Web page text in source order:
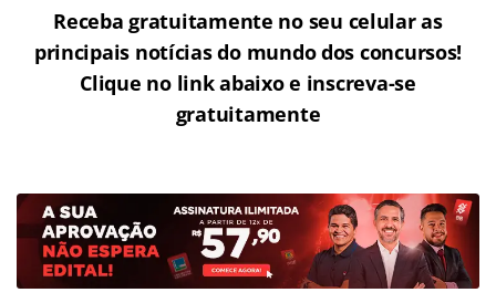
Receba gratuitamente no seu celular as
principais notícias do mundo dos concursos!
Clique no link abaixo e inscreva-se
gratuitamente